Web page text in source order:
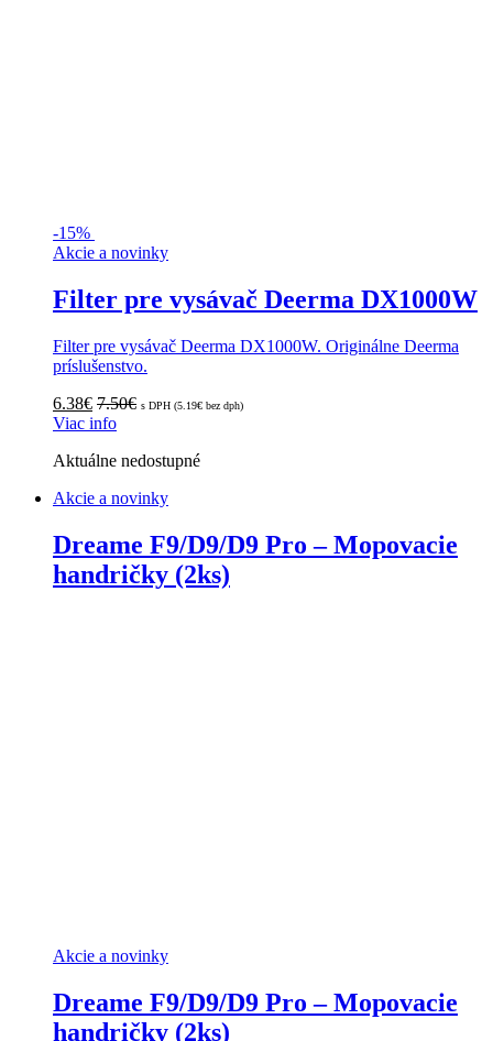
-15%
Akcie a novinky
Filter pre vysávač Deerma DX1000W
Filter pre vysávač Deerma DX1000W. Originálne Deerma
príslušenstvo.
6.38€ 7.50€ s DPH (5.19€ bez dph)
Viac info
Aktuálne nedostupné
Akcie a novinky
Dreame F9/D9/D9 Pro – Mopovacie
handričky (2ks)
Akcie a novinky
Dreame F9/D9/D9 Pro – Mopovacie
handričky (2ks)